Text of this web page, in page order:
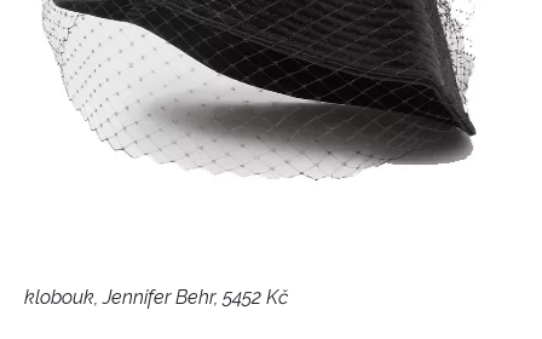
klobouk, Jennifer Behr, 5452 Kč